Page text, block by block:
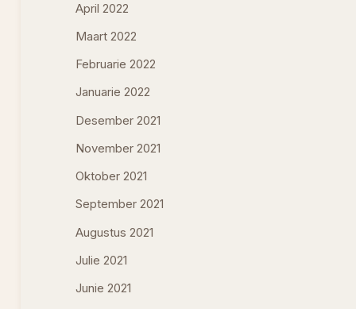
April 2022
Maart 2022
Februarie 2022
Januarie 2022
Desember 2021
November 2021
Oktober 2021
September 2021
Augustus 2021
Julie 2021
Junie 2021